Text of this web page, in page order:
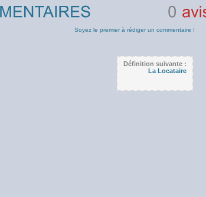
Soyez le premier à rédiger un commentaire !
Définition suivante :
La Locataire